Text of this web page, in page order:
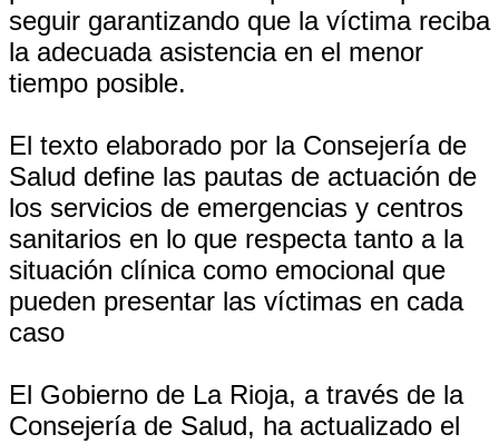
seguir garantizando que la víctima reciba
la adecuada asistencia en el menor
tiempo posible.
El texto elaborado por la Consejería de
Salud define las pautas de actuación de
los servicios de emergencias y centros
sanitarios en lo que respecta tanto a la
situación clínica como emocional que
pueden presentar las víctimas en cada
caso
El Gobierno de La Rioja, a través de la
Consejería de Salud, ha actualizado el